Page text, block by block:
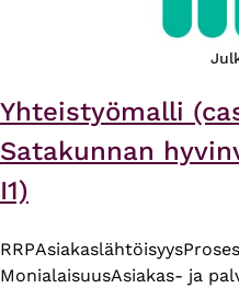
Yhteistyömalli
Satakunnan
I1)
RRPAsiakaslähtöisyys
MonialaisuusAsiakas- ja